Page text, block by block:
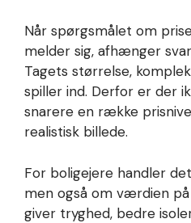
Når spørgsmålet om
melder sig, afhænger
Tagets størrelse,
spiller ind. Derfor er der
snarere en række
realistisk billede.
For boligejere handler
men også om værdien
giver tryghed, bedre